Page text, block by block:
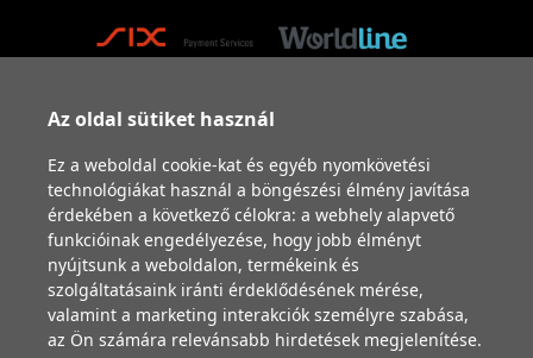
Az oldal sütiket használ
Ez a weboldal cookie-kat és egyéb nyomkövetési
technológiákat használ a böngészési élmény javítása
érdekében a következő célokra: a webhely alapvető
funkcióinak engedélyezése, hogy jobb élményt
nyújtsunk a weboldalon, termékeink és
szolgáltatásaink iránti érdeklődésének mérése,
valamint a marketing interakciók személyre szabása,
az Ön számára relevánsabb hirdetések megjelenítése.